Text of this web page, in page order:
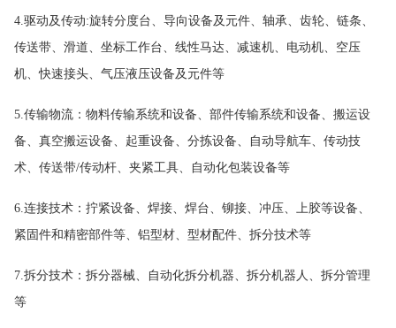
4.驱动及传动:旋转分度台、导向设备及元件、轴承、齿轮、链条、
传送带、滑道、坐标工作台、线性马达、减速机、电动机、空压
机、快速接头、气压液压设备及元件等
5.传输物流：物料传输系统和设备、部件传输系统和设备、搬运设
备、真空搬运设备、起重设备、分拣设备、自动导航车、传动技
术、传送带/传动杆、夹紧工具、自动化包装设备等
6.连接技术：拧紧设备、焊接、焊台、铆接、冲压、上胶等设备、
紧固件和精密部件等、铝型材、型材配件、拆分技术等
7.拆分技术：拆分器械、自动化拆分机器、拆分机器人、拆分管理
等